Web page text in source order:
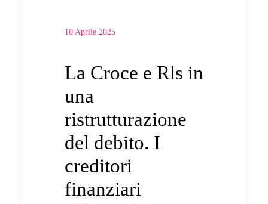
10 Aprile 2025
La Croce e Rls in
una
ristrutturazione
del debito. I
creditori
finanziari